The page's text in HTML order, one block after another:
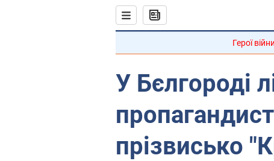
Герої війни
У Бєлгороді
прізвисько